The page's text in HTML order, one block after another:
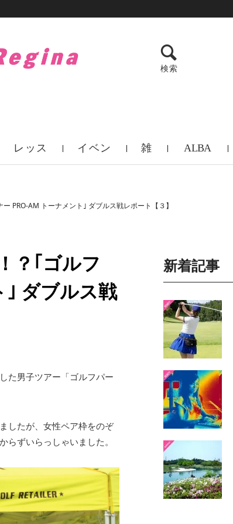
レッス イベン 雑 ALBA
検索
PRO-AM トーナメント｣ ダブルス戦レポート【３】
？｢ゴルフ
ダブルス戦
た男子ツアー「ゴルフパー
したが、女性ペア枠をのぞ
らずいらっしゃいました。
新着記事